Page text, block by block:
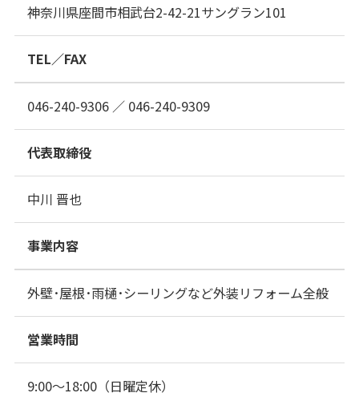
神奈川県座間市相武台2-42-21サングラン101
TEL／FAX
046-240-9306 ／ 046-240-9309
代表取締役
中川 晋也
事業内容
外壁･屋根･雨樋･シーリングなど外装リフォーム全般
営業時間
9:00～18:00（日曜定休）